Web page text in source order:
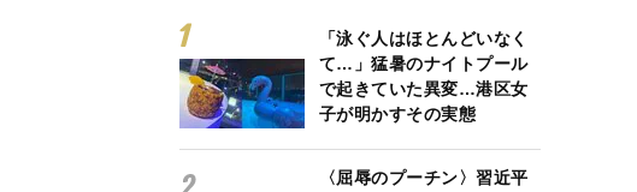
「泳ぐ人はほとんどいなく
て…」猛暑のナイトプール
で起きていた異変…港区女
子が明かすその実態
〈屈辱のプーチン〉習近平